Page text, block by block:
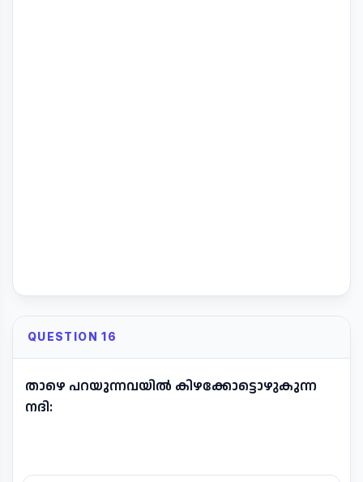
QUESTION 16
താഴെ പറയുന്നവയിൽ കിഴക്കോട്ടൊഴുകുന്ന
നദി: